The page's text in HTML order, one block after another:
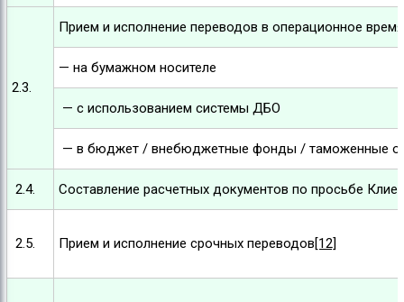
2.3.
Прием и исполнение переводов в операционное
— на бумажном носителе
— с использованием системы ДБО
— в бюджет / внебюджетные фонды / таможенные
2.4. Составление расчетных документов по просьбе
2.5. Прием и исполнение срочных переводов[12]